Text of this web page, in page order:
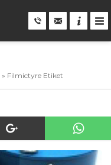
» Filmictyre Etiket